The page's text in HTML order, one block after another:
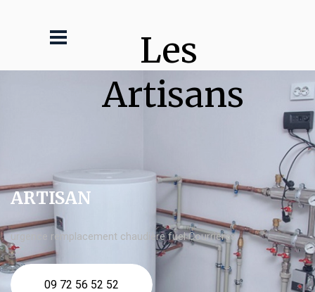
Les
Artisans
ARTISAN
urgence remplacement chaudière fuel Courrières
09 72 56 52 52